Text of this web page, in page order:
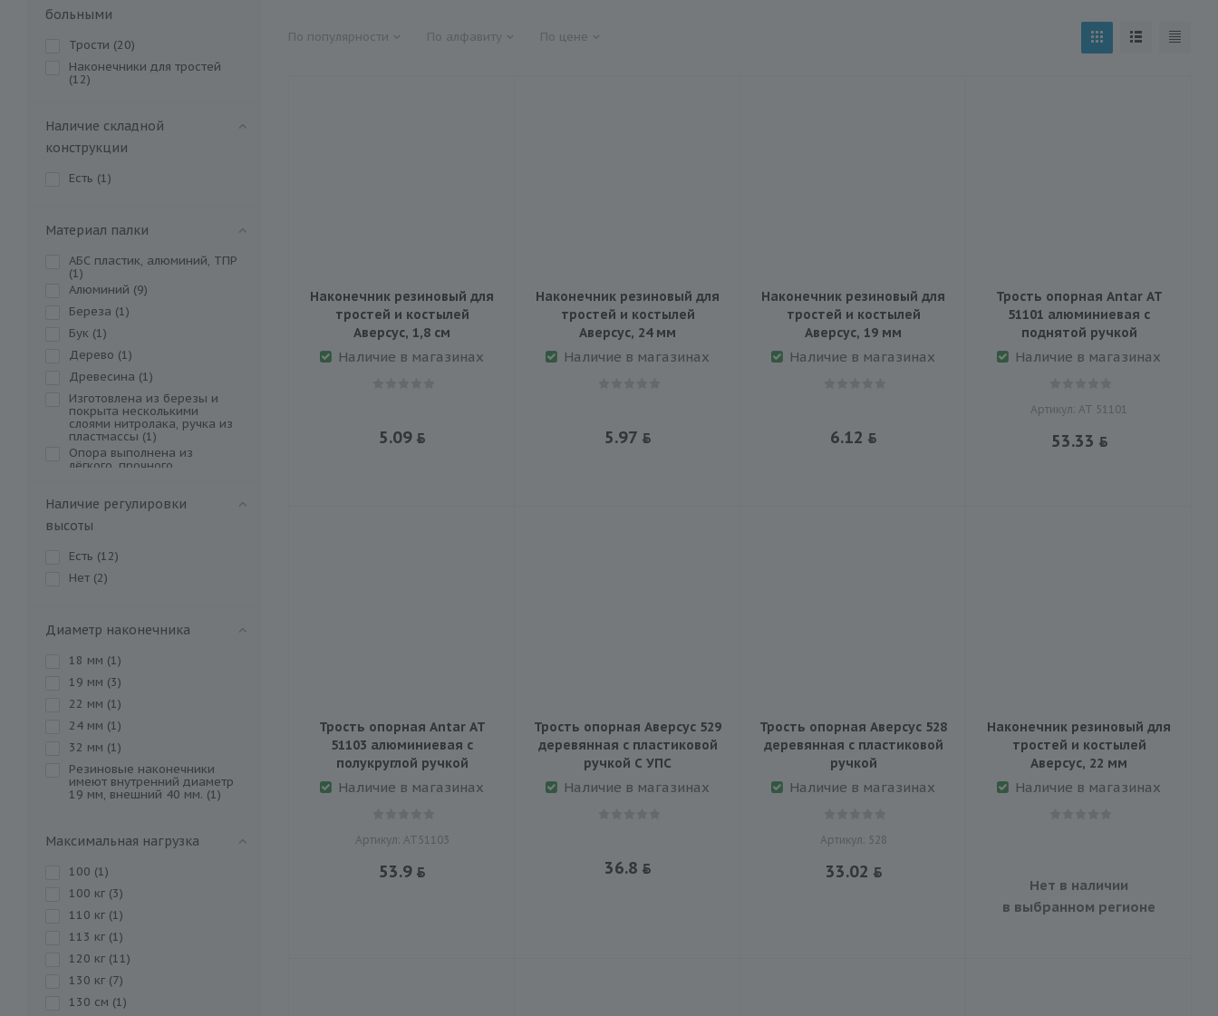
По популярности По алфавиту По цене
Наконечник резиновый для
тростей и костылей
Аверсус, 1,8 см
Наличие в магазинах
5.09
Наконечник резиновый для
тростей и костылей
Аверсус, 24 мм
Наличие в магазинах
5.97
Наконечник резиновый для
тростей и костылей
Аверсус, 19 мм
Наличие в магазинах
6.12
Трость опорная Antar АТ
51101 алюминиевая с
поднятой ручкой
Наличие в магазинах
Артикул: АТ 51101
53.33
Трость опорная Antar АТ
51103 алюминиевая с
полукруглой ручкой
Наличие в магазинах
Артикул: АТ51103
53.9
Трость опорная Аверсус 529
деревянная с пластиковой
ручкой С УПС
Наличие в магазинах
36.8
Трость опорная Аверсус 528
деревянная с пластиковой
ручкой
Наличие в магазинах
Артикул: 528
33.02
Наконечник резиновый для
тростей и костылей
Аверсус, 22 мм
Наличие в магазинах
Нет в наличии
в выбранном регионе
больными
Трости (20)
Наконечники для тростей
(12)
Наличие складной
конструкции
Есть (1)
Материал палки
АБС пластик, алюминий, ТПР
(1)
Алюминий (9)
Береза (1)
Бук (1)
Дерево (1)
Древесина (1)
Изготовлена из березы и
покрыта несколькими
слоями нитролака, ручка из
пластмассы (1)
Опора выполнена из
лёгкого, прочного
Наличие регулировки
высоты
Есть (12)
Нет (2)
Диаметр наконечника
18 мм (1)
19 мм (3)
22 мм (1)
24 мм (1)
32 мм (1)
Резиновые наконечники
имеют внутренний диаметр
19 мм, внешний 40 мм. (1)
Максимальная нагрузка
100 (1)
100 кг (3)
110 кг (1)
113 кг (1)
120 кг (11)
130 кг (7)
130 см (1)